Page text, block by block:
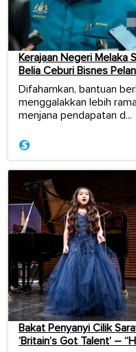
Kerajaan Negeri Melaka
Belia Ceburi Bisnes
Difahamkan, bantuan
menggalakkan lebih
menjana pendapatan d...
Bakat Penyanyi Cilik
‘Britain’s Got Talent’ –